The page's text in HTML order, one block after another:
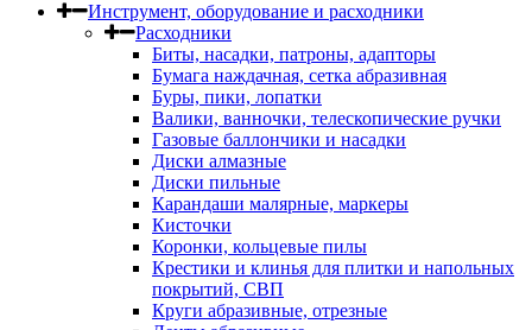
Инструмент, оборудование и расходники
Расходники
Биты, насадки, патроны, адапторы
Бумага наждачная, сетка абразивная
Буры, пики, лопатки
Валики, ванночки, телескопические ручки
Газовые баллончики и насадки
Диски алмазные
Диски пильные
Карандаши малярные, маркеры
Кисточки
Коронки, кольцевые пилы
Крестики и клинья для плитки и напольных
покрытий, СВП
Круги абразивные, отрезные